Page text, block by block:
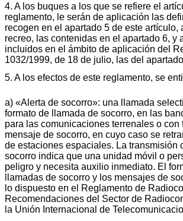
4. A los buques a los que se refiere el
reglamento, le serán de aplicación las
recogen en el apartado 5 de este artículo,
recreo, las contenidas en el apartado 6, y
incluidos en el ámbito de aplicación del
1032/1999, de 18 de julio, las del
5. A los efectos de este reglamento, se
a) «Alerta de socorro»: una llamada
formato de llamada de socorro, en las
para las comunicaciones terrenales o con
mensaje de socorro, en cuyo caso se
de estaciones espaciales. La transmisión
socorro indica que una unidad móvil o
peligro y necesita auxilio inmediato. El
llamadas de socorro y los mensajes de
lo dispuesto en el Reglamento de
Recomendaciones del Sector de
la Unión Internacional de